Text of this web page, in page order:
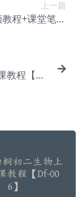
上一篇
程+课堂笔记
程【Dc